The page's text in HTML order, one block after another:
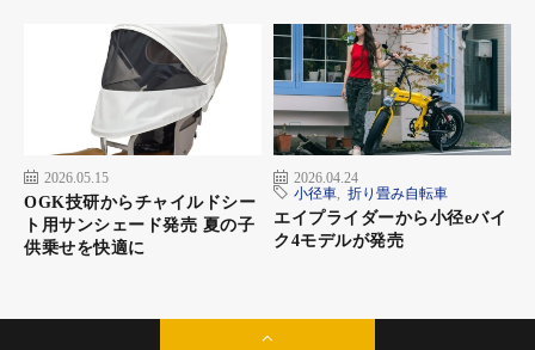
2026.05.15
OGK技研からチャイルドシー
ト用サンシェード発売 夏の子
供乗せを快適に
2026.04.24
小径車
折り畳み自転車
エイプライダーから小径eバイ
ク4モデルが発売